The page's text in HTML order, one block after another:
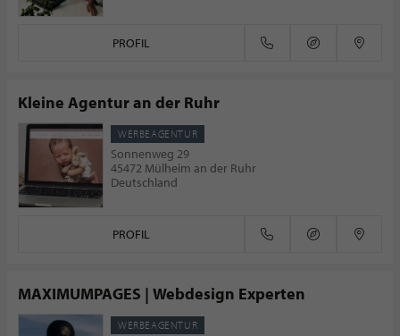
PROFIL
Kleine Agentur an der Ruhr
WERBEAGENTUR
Sonnenweg 29
45472 Mülheim an der Ruhr
Deutschland
PROFIL
MAXIMUMPAGES | Webdesign Experten
WERBEAGENTUR